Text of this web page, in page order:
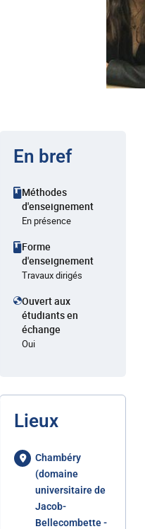
En bref
Méthodes
d'enseignement
En présence
Forme
d'enseignement
Travaux dirigés
Ouvert aux
étudiants en
échange
Oui
Lieux
Chambéry
(domaine
universitaire de
Jacob-
Bellecombette -